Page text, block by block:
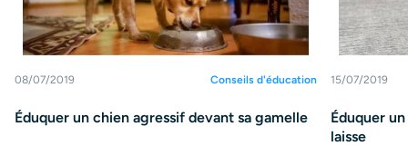
08/07/2019 Conseils d'éducation
Éduquer un chien agressif devant sa gamelle
15/07/2019
Éduquer
laisse